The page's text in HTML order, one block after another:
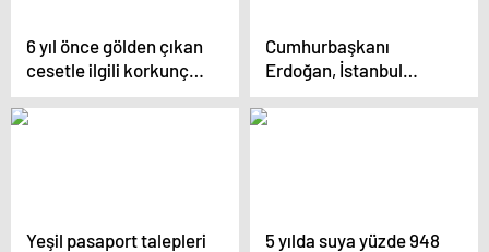
6 yıl önce gölden çıkan
cesetle ilgili korkunç
detay
Cumhurbaşkanı
Erdoğan, İstanbul
Energy Forum’da
konuştu: (2)
Yeşil pasaport talepleri
5 yılda suya yüzde 948